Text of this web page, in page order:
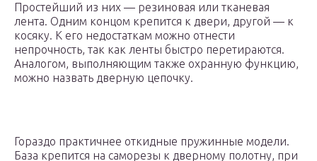
Простейший из них — резиновая или тканевая
лента. Одним концом крепится к двери, другой — к
косяку. К его недостаткам можно отнести
непрочность, так как ленты быстро перетираются.
Аналогом, выполняющим также охранную функцию,
можно назвать дверную цепочку.
Гораздо практичнее откидные пружинные модели.
База крепится на саморезы к дверному полотну, при